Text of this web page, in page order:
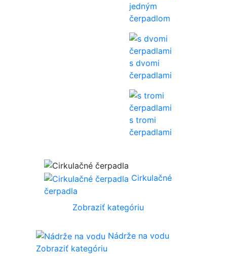
jedným
čerpadlom
s dvomi
čerpadlami
s tromi
čerpadlami
Cirkulačné
čerpadla
Zobraziť kategóriu
Nádrže na vodu
Zobraziť kategóriu